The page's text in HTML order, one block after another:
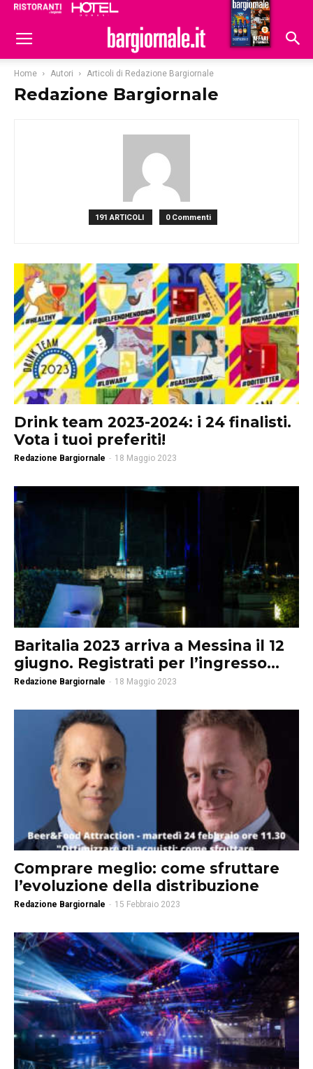
Hoteldomani
Home Autori Articoli di Redazione Bargiornale
Redazione Bargiornale
191 ARTICOLI 0 Commenti
Drink team 2023-2024: i 24 finalisti.
Vota i tuoi preferiti!
Redazione Bargiornale - 18 Maggio 2023
Baritalia 2023 arriva a Messina il 12
giugno. Registrati per l’ingresso...
Redazione Bargiornale - 18 Maggio 2023
Comprare meglio: come sfruttare
l’evoluzione della distribuzione
Redazione Bargiornale - 15 Febbraio 2023